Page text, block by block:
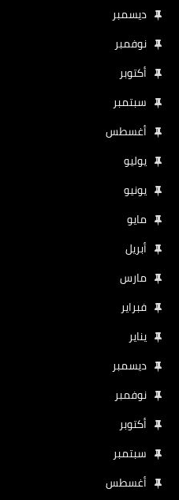
ديسمبر
نوفمبر
أكتوبر
سبتمبر
أغسطس
يوليو
يونيو
مايو
أبريل
مارس
فبراير
يناير
ديسمبر
نوفمبر
أكتوبر
سبتمبر
أغسطس